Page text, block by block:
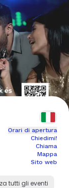
Orari di apertura
Chiedimi!
Chiama
Mappa
Sito web
tutti gli eventi